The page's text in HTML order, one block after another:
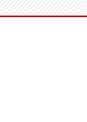
わっと弁当箱 530ml
水森亜土 PF…
ラン
パペッ